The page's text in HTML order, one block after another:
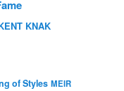
KNAK
of Styles MEIR